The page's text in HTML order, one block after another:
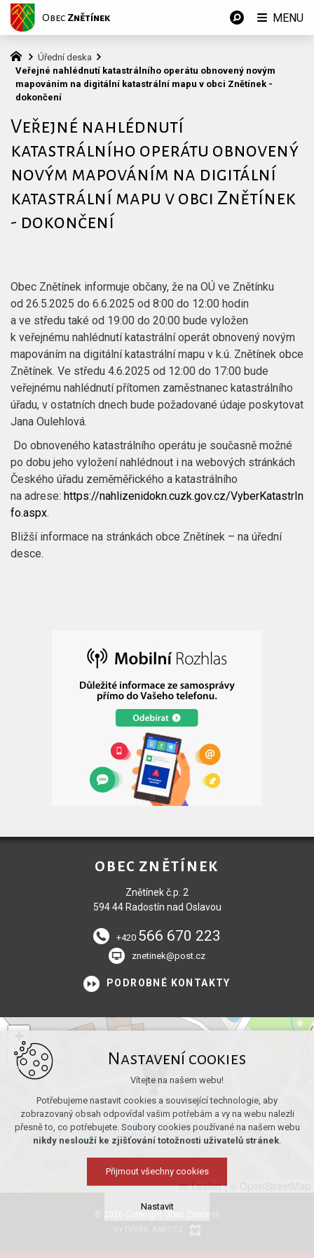
Úřední deska
Veřejné nahlédnutí katastrálního operátu obnovený novým
mapováním na digitální katastrální mapu v obci Znětínek -
dokončení
Veřejné nahlédnutí
katastrálního operátu obnovený
novým mapováním na digitální
katastrální mapu v obci Znětínek
- dokončení
Obec Znětínek informuje občany, že na OÚ ve Znětínku
od 26.5.2025 do 6.6.2025 od 8:00 do 12:00 hodin
a ve středu také od 19:00 do 20:00 bude vyložen
k veřejnému nahlédnutí katastrální operát obnovený novým
mapováním na digitální katastrální mapu v k.ú. Znětínek obce
Znětínek. Ve středu 4.6.2025 od 12:00 do 17:00 bude
veřejnému nahlédnutí přítomen zaměstnanec katastrálního
úřadu, v ostatních dnech bude požadované údaje poskytovat
Jana Oulehlová.
Do obnoveného katastrálního operátu je současně možné
po dobu jeho vyložení nahlédnout i na webových stránkách
Českého úřadu zeměměřického a katastrálního
na adrese: https://nahlizenidokn.cuzk.gov.cz/VyberKatastrIn
fo.aspx.
Bližší informace na stránkách obce Znětínek – na úřední
desce.
OBEC ZNĚTÍNEK
Znětínek č.p. 2
594 44 Radostín nad Oslavou
+420 566 670 223
znetinek@post.cz
PODROBNÉ KONTAKTY
−
Leaflet |
Obec Znětínek MENU
Nastavení cookies
Vítejte na našem webu!
Potřebujeme nastavit cookies a související technologie, aby
zobrazovaný obsah odpovídal vašim potřebám a vy na webu nalezli
přesně to, co potřebujete. Soubory cookies používané na našem webu
nikdy neslouží ke zjišťování totožnosti uživatelů stránek.
Přijmout všechny cookies
Nastavit